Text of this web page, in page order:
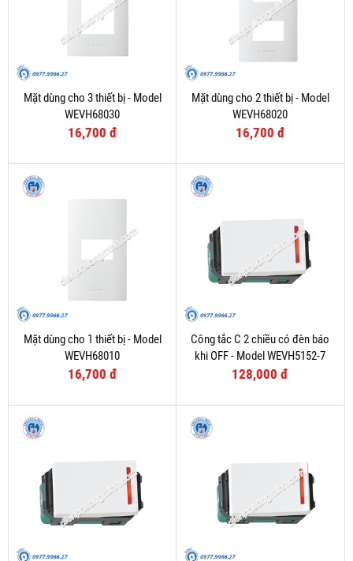
Mặt dùng cho 3 thiết bị - Model
WEVH68030
16,700 đ
Mặt dùng cho 2 thiết bị - Model
WEVH68020
16,700 đ
Mặt dùng cho 1 thiết bị - Model
WEVH68010
16,700 đ
Công tắc C 2 chiều có đèn báo
khi OFF - Model WEVH5152-7
128,000 đ